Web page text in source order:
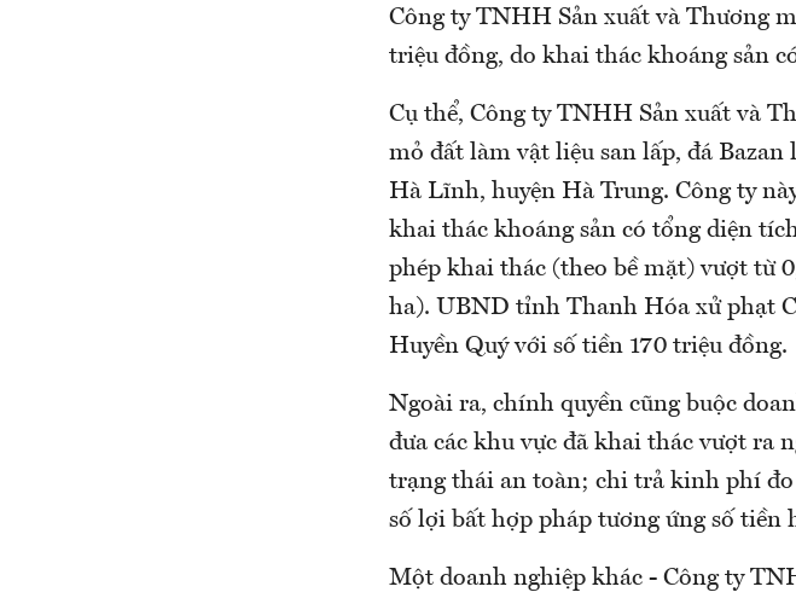
Công ty TNHH Sản xuất và Thương
triệu đồng, do khai thác khoáng sản
Cụ thể, Công ty TNHH Sản xuất và
mỏ đất làm vật liệu san lấp, đá
Hà Lĩnh, huyện Hà Trung. Công ty
khai thác khoáng sản có tổng diện
phép khai thác (theo bề mặt) vượt từ
ha). UBND tỉnh Thanh Hóa xử phạt
Huyền Quý với số tiền 170 triệu đồng.
Ngoài ra, chính quyền cũng buộc
đưa các khu vực đã khai thác vượt ra
trạng thái an toàn; chi trả kinh phí
số lợi bất hợp pháp tương ứng số tiền
Một doanh nghiệp khác - Công ty